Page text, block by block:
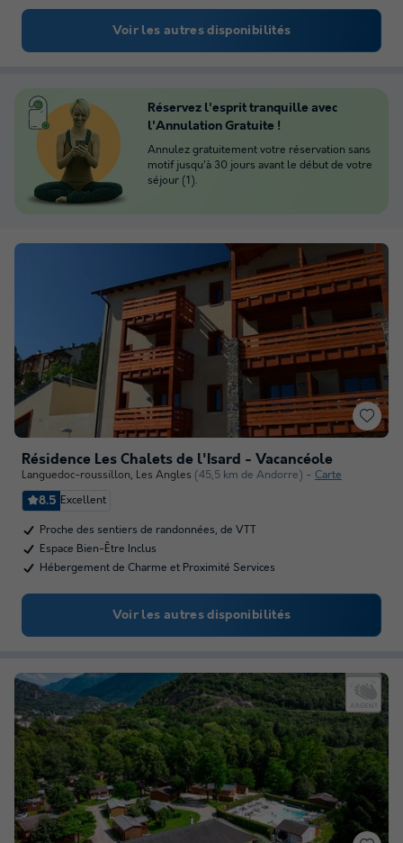
Voir les autres disponibilités
Résidence Les Chalets de l'Isard - Vacancéole
Languedoc-roussillon, Les Angles (45,5 km de Andorre) Carte
8.5 Excellent
Proche des sentiers de randonnées, de VTT
Espace Bien-Être Inclus
Hébergement de Charme et Proximité Services
Voir les autres disponibilités
Réservez l'esprit tranquille avec
l'Annulation Gratuite !
Annulez gratuitement votre réservation sans
motif jusqu'à 30 jours avant le début de votre
séjour (1).